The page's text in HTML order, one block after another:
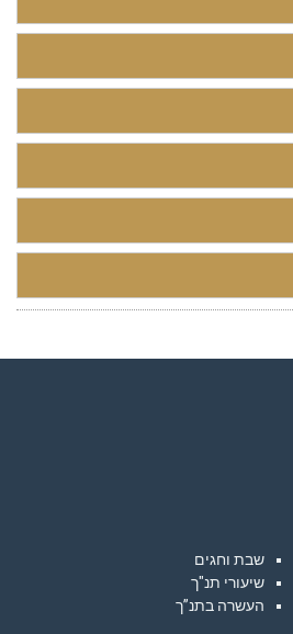
שבת וחגים
שיעורי תנ"ך
העשרה בתנ”ך